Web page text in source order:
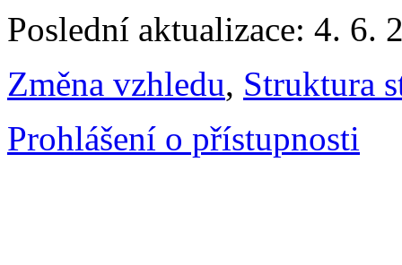
Poslední aktualizace: 4. 6.
Změna vzhledu, Struktura
Prohlášení o přístupnosti